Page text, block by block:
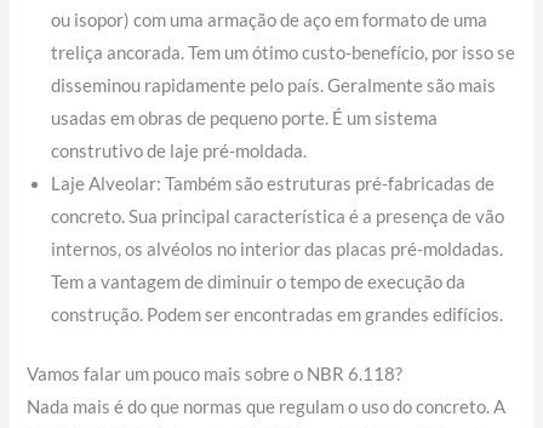
ou isopor) com uma armação de aço em formato de uma
treliça ancorada. Tem um ótimo custo-benefício, por isso se
disseminou rapidamente pelo país. Geralmente são mais
usadas em obras de pequeno porte. É um sistema
construtivo de laje pré-moldada.
Laje Alveolar: Também são estruturas pré-fabricadas de
concreto. Sua principal característica é a presença de vão
internos, os alvéolos no interior das placas pré-moldadas.
Tem a vantagem de diminuir o tempo de execução da
construção. Podem ser encontradas em grandes edifícios.
Vamos falar um pouco mais sobre o NBR 6.118?
Nada mais é do que normas que regulam o uso do concreto. A